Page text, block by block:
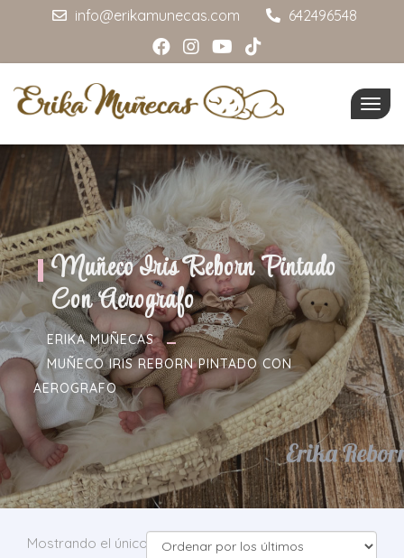
info@erikamunecas.com 642496548
Muñeco Iris Reborn Pintado
Con Aerografo
ERIKA MUÑECAS
MUÑECO IRIS REBORN PINTADO CON
AEROGRAFO
Mostrando el único